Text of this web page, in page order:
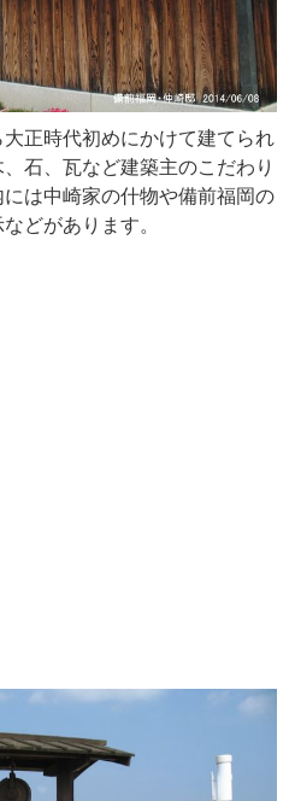
正時代初めにかけて建てられ
石、瓦など建築主のこだわり
は中崎家の什物や備前福岡の
どがあります。